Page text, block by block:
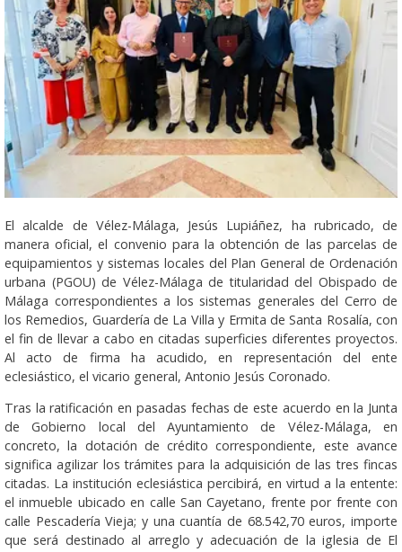
El alcalde de Vélez-Málaga, Jesús Lupiáñez, ha rubricado, de
manera oficial, el convenio para la obtención de las parcelas de
equipamientos y sistemas locales del Plan General de Ordenación
urbana (PGOU) de Vélez-Málaga de titularidad del Obispado de
Málaga correspondientes a los sistemas generales del Cerro de
los Remedios, Guardería de La Villa y Ermita de Santa Rosalía, con
el fin de llevar a cabo en citadas superficies diferentes proyectos.
Al acto de firma ha acudido, en representación del ente
eclesiástico, el vicario general, Antonio Jesús Coronado.
Tras la ratificación en pasadas fechas de este acuerdo en la Junta
de Gobierno local del Ayuntamiento de Vélez-Málaga, en
concreto, la dotación de crédito correspondiente, este avance
significa agilizar los trámites para la adquisición de las tres fincas
citadas. La institución eclesiástica percibirá, en virtud a la entente:
el inmueble ubicado en calle San Cayetano, frente por frente con
calle Pescadería Vieja; y una cuantía de 68.542,70 euros, importe
que será destinado al arreglo y adecuación de la iglesia de El